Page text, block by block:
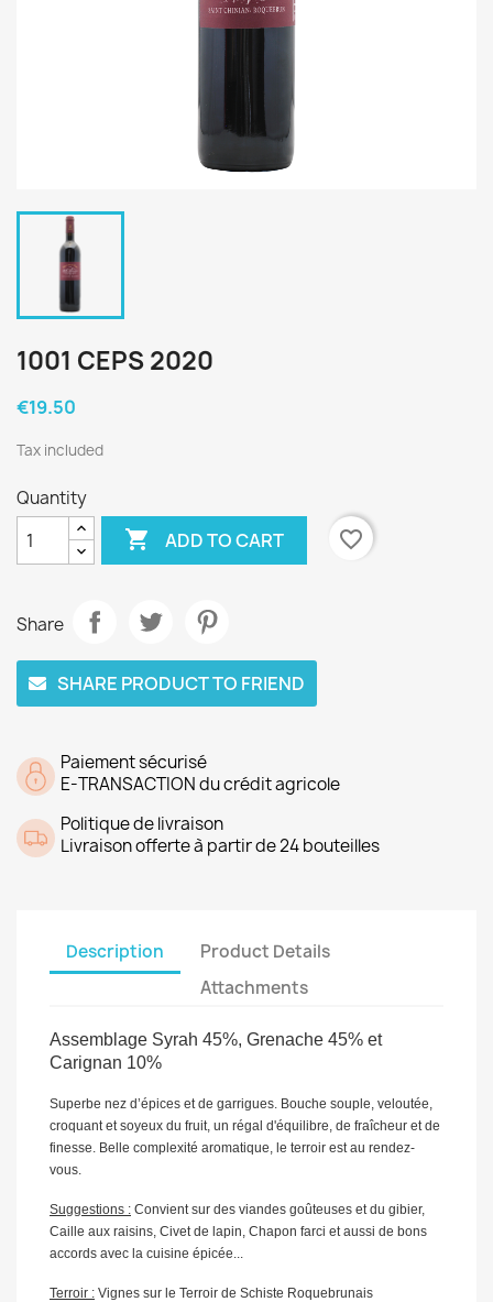
1001 CEPS 2020
€19.50
Tax included
Quantity
 ADD TO CART favorite_border
Share
SHARE PRODUCT TO FRIEND
Paiement sécurisé
E-TRANSACTION du crédit agricole
Politique de livraison
Livraison offerte à partir de 24 bouteilles
Description
Product Details
Attachments
Assemblage Syrah 45%, Grenache 45% et
Carignan 10%
Superbe nez d’épices et de garrigues. Bouche souple, veloutée,
croquant et soyeux du fruit, un régal d'équilibre, de fraîcheur et de
finesse. Belle complexité aromatique, le terroir est au rendez-
vous.
Suggestions : Convient sur des viandes goûteuses et du gibier,
Caille aux raisins, Civet de lapin, Chapon farci et aussi de bons
accords avec la cuisine épicée...
Terroir : Vignes sur le Terroir de Schiste Roquebrunais